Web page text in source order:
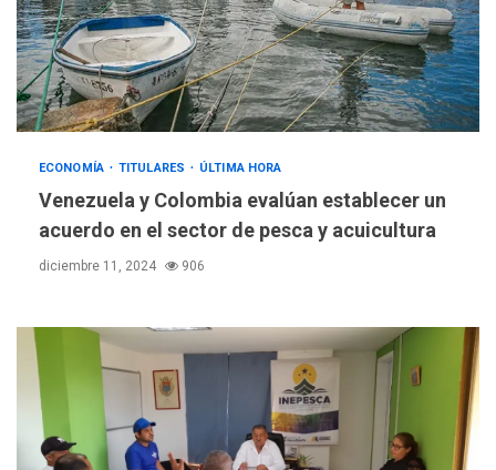
ECONOMÍA TITULARES ÚLTIMA HORA
Venezuela y Colombia evalúan establecer un
acuerdo en el sector de pesca y acuicultura
diciembre 11, 2024 906